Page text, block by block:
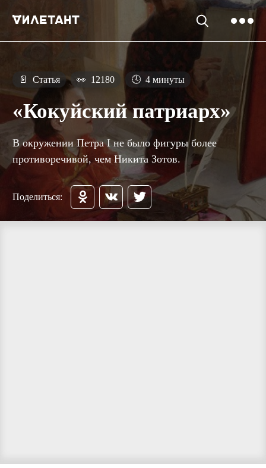
📄 Статья 👀 12180 🕓 4 минуты
«Кокуйский патриарх»
В окружении Петра I не было фигуры более
противоречивой, чем Никита Зотов.
Поделиться: